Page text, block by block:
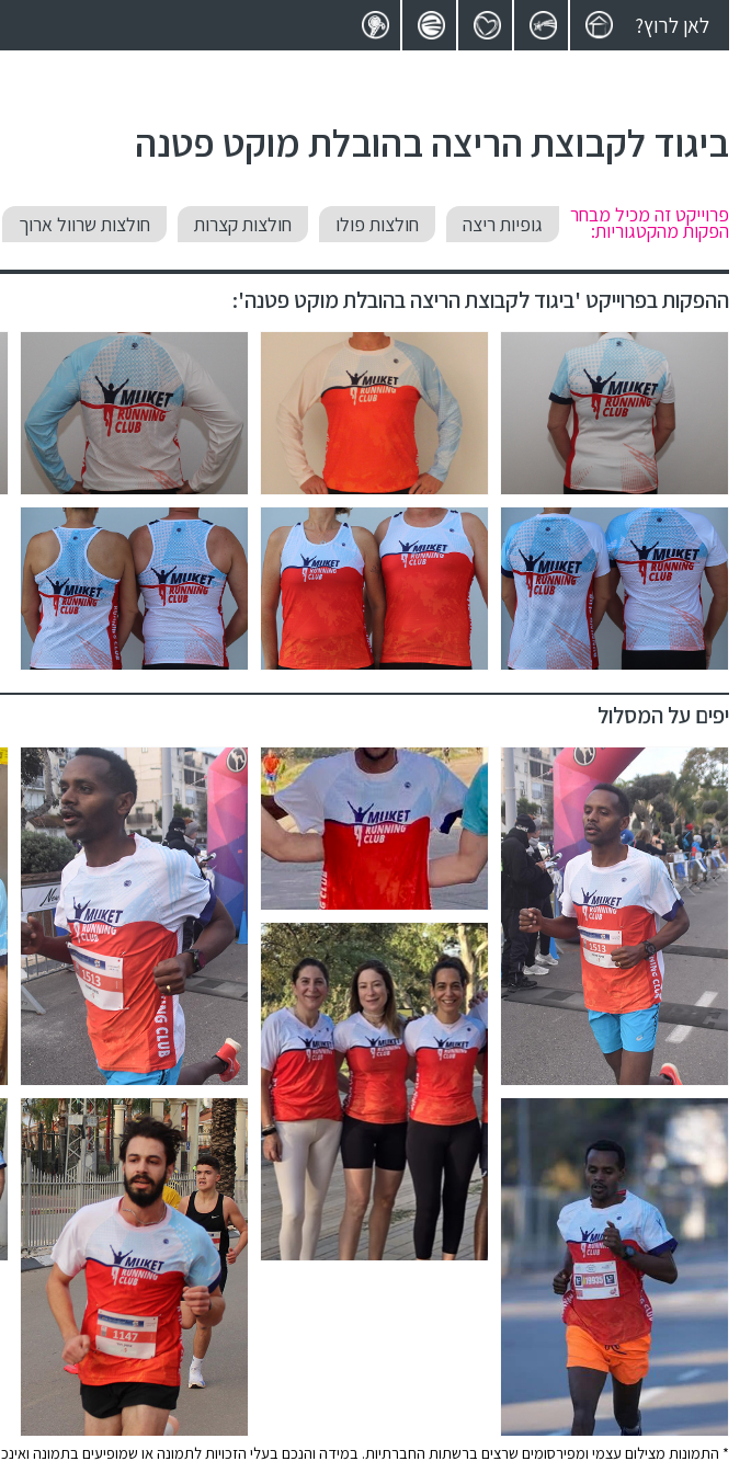
לאן לרוץ?
ביגוד לקבוצת הריצה בהובלת מוקט פטנה
פרוייקט זה מכיל מבחר
הפקות מהקטגוריות: גופיות ריצה חולצות פולו חולצות קצרות חולצות שרוול ארוך
ההפקות בפרוייקט 'ביגוד לקבוצת הריצה בהובלת מוקט פטנה':
יפים על המסלול
* התמונות מצילום עצמי ומפירסומים שרצים ברשתות החברתיות. במידה והנכם בעלי הזכויות לתמונה או שמופיעים בתמונה